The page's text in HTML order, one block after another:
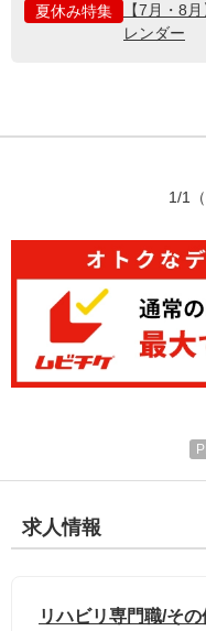
夏休み特集
【7月・8
レンダー
1/1
求人情報
リハビリ専門職/そ